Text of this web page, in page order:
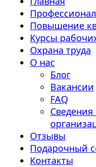
Повышение
Курсы
Охрана труда
О нас
Блог
Вакансии
FAQ
Сведения
Отзывы
Подарочный
Контакты